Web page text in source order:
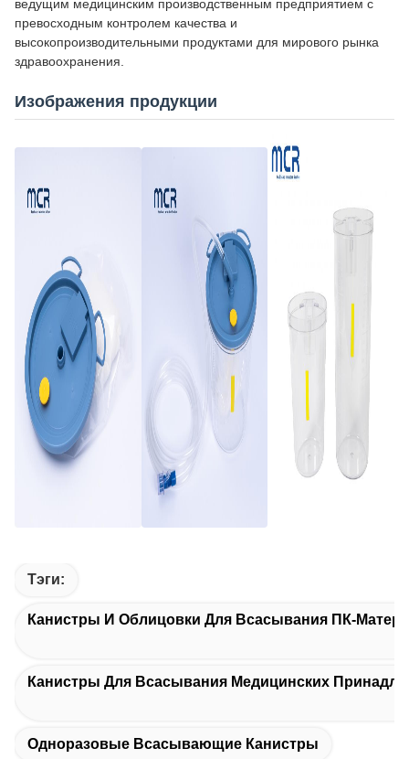
ведущим медицинским производственным предприятием с
превосходным контролем качества и
высокопроизводительными продуктами для мирового рынка
здравоохранения.
Изображения продукции
Тэги:
Канистры И Облицовки Для Всасывания ПК-
Канистры Для Всасывания Медицинских
Одноразовые Всасывающие Канистры